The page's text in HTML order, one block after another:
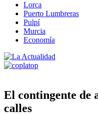
Lorca
Puerto Lumbreras
Pulpí
Murcia
Economía
El contingente de
calles